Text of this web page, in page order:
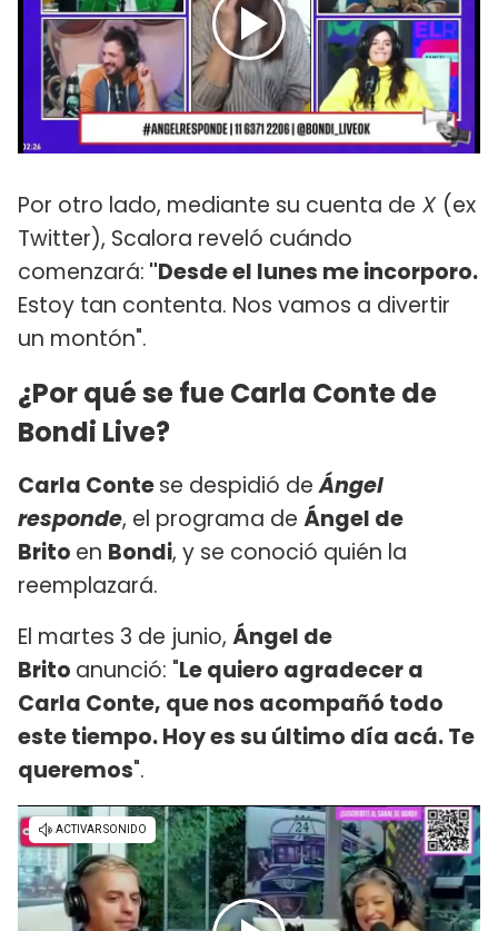
Por otro lado, mediante su cuenta de X (ex
Twitter), Scalora reveló cuándo
comenzará: "Desde el lunes me incorporo.
Estoy tan contenta. Nos vamos a divertir
un montón".
¿Por qué se fue Carla Conte de
Bondi Live?
Carla Contese despidió deÁngel
responde, el programa de Ángel de
Brito en Bondi, y se conoció quién la
reemplazará.
El martes 3 de junio, Ángel de
Brito anunció: "Le quiero agradecer a
Carla Conte, que nos acompañó todo
este tiempo. Hoy es su último día acá. Te
queremos".